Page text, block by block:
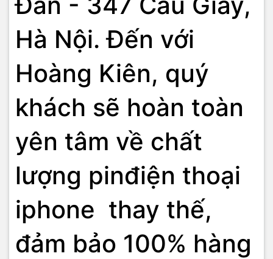
Hà Nội. Đến với
Hoàng Kiên, quý
khách sẽ hoàn toàn
yên tâm về chất
lượng pinđiện thoại
iphone thay thế,
đảm bảo 100% hàng